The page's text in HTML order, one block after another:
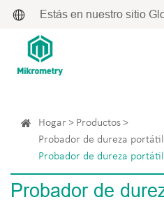
Estás en nuestro sitio
Hogar
Productos
Probador de dureza
Probador de dureza
Probador de